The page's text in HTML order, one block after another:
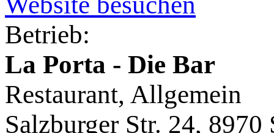
Betrieb:
La Porta - Die Bar
Restaurant, Allgemein
Salzburger Str. 24, 8970